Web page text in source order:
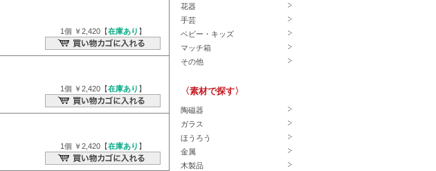
1個 ￥2,420【在庫あり 】
1個 ￥2,420【在庫あり 】
1個 ￥2,420【在庫あり 】
花器
手芸
ベビー・キッズ
マッチ箱
その他
〈素材で探す〉
陶磁器
ガラス
ほうろう
金属
木製品